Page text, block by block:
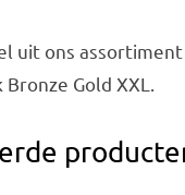
uit ons
Gold XXL.